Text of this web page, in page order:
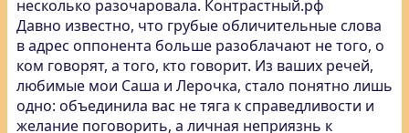
несколько разочаровала. Контрастный.рф
Давно известно, что грубые обличительные слова
в адрес оппонента больше разоблачают не того, о
ком говорят, а того, кто говорит. Из ваших речей,
любимые мои Саша и Лерочка, стало понятно лишь
одно: объединила вас не тяга к справедливости и
желание поговорить, а личная неприязнь к